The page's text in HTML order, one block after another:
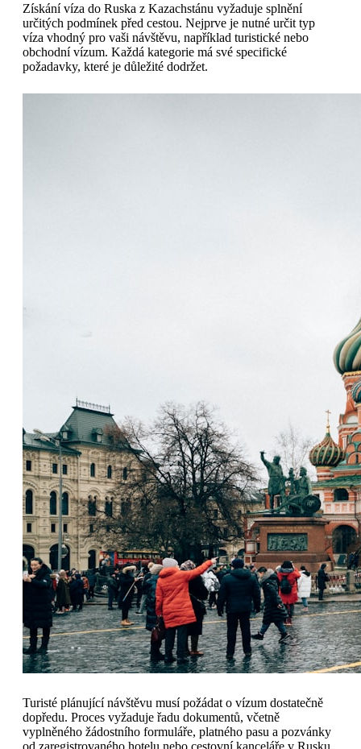
Získání víza do Ruska z Kazachstánu vyžaduje splnění
určitých podmínek před cestou. Nejprve je nutné určit typ
víza vhodný pro vaši návštěvu, například turistické nebo
obchodní vízum. Každá kategorie má své specifické
požadavky, které je důležité dodržet.
Turisté plánující návštěvu musí požádat o vízum dostatečně
dopředu. Proces vyžaduje řadu dokumentů, včetně
vyplněného žádostního formuláře, platného pasu a pozvánky
od zaregistrovaného hotelu nebo cestovní kanceláře v Rusku.